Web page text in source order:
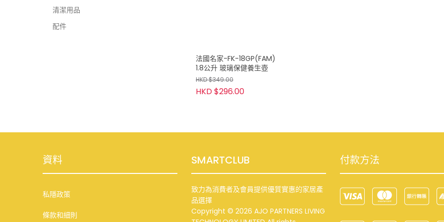
清潔用品
配件
法國名家-FK-18GP(FAM)
1.8公升 玻璃保健養生壺
HKD $349.00
HKD $296.00
資料
私隱政策
條款和細則
SMARTCLUB
致力為消費者及會員提供優質實惠的家居產
品選擇
Copyright © 2026 AJO PARTNERS LIVING
付款方法